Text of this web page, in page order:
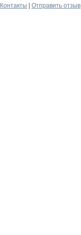
Контакты
Отправить отзыв